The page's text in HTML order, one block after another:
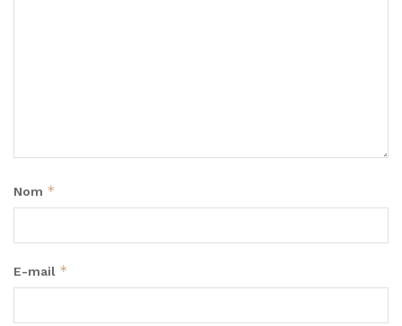
Nom *
E-mail *